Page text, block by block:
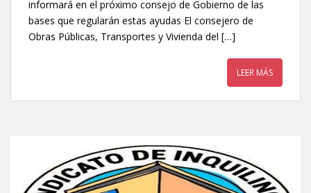
informará en el próximo consejo de Gobierno de las
bases que regularán estas ayudas El consejero de
Obras Públicas, Transportes y Vivienda del […]
LEER MÁS